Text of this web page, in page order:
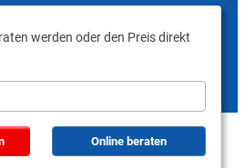
werden oder den Preis direkt
Online beraten